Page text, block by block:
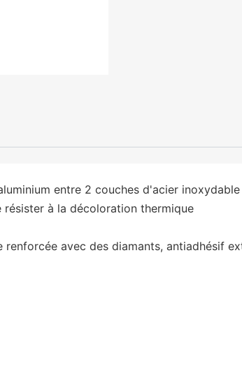
entre 2 couches d'acier inoxydable
à la décoloration thermique
avec des diamants, antiadhésif